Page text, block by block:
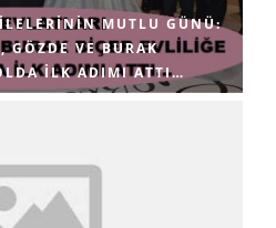
MUTLU GÜNÜ:
GÖZDE VE BURAK
ILK ADIMI ATTI…